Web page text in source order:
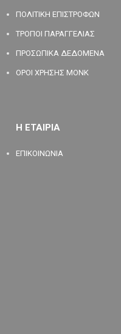
ΠΟΛΙΤΙΚΗ ΕΠΙΣΤΡΟΦΩΝ
ΤΡΟΠΟΙ ΠΑΡΑΓΓΕΛΙΑΣ
ΠΡΟΣΩΠΙΚΑ ΔΕΔΟΜΕΝΑ
ΟΡΟΙ ΧΡΗΣΗΣ MONK
Η ΕΤΑΙΡΙΑ
ΕΠΙΚΟΙΝΩΝΙΑ